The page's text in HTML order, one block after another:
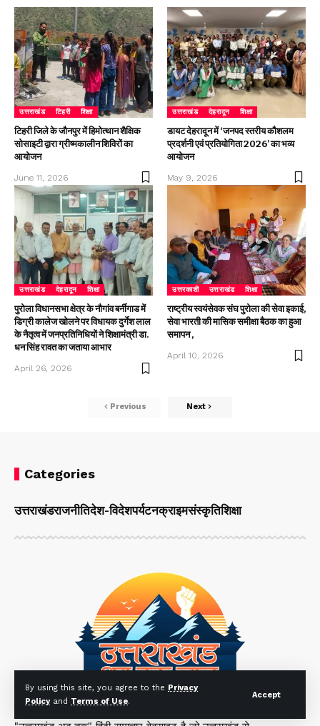
By using this site, you agree to the Privacy
Policyand Terms of Use.
Accept
उत्तराखंड टिहरी शिक्षा
टिहरी जिले के जौनपुर में हिमोत्थान शैक्षिक
सोसाइटी द्वारा ग्रीष्मकालीन शिविरों का
आयोजन
June 11, 2026
उत्तराखंड देहरादून शिक्षा
डायट देहरादून में ‘जनपद स्तरीय कौशलम
प्रदर्शनी एवं प्रतियोगिता 2026’ का भव्य
आयोजन
May 9, 2026
उत्तराखंड देहरादून शिक्षा
पुरोला विधानसभा क्षेत्र के नौगांव बर्नीगाड में
डिग्री कालेज खोलने पर विधायक दुर्गेश लाल
के नैतृत्व में जनप्रतिनिधियों ने शिक्षामंत्री डा.
धन सिंह रावत का जताया आभार
April 26, 2026
उत्तरकाशी उत्तराखंड शिक्षा
राष्ट्रीय स्वयंसेवक संघ पुरोला की सेवा इकाई,
सेवा भारती की मासिक समीक्षा बैठक का हुआ
समापन ,
April 10, 2026
Previous Next
Categories
उत्तराखंडराजनीतिदेश-विदेशपर्यटनक्राइमसंस्कृतिशिक्षा